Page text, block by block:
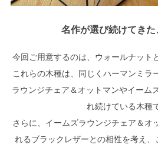
名作が選び続けてきた
今回ご用意するのは、ウォールナット
これらの木種は、同じくハーマンミラ
ラウンジチェア＆オットマンやイーム
れ続けている木種
さらに、イームズラウンジチェア＆オ
れるブラックレザーとの相性を考え